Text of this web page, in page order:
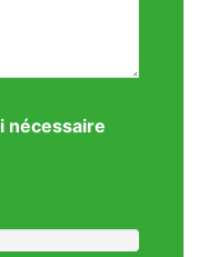
nécessaire